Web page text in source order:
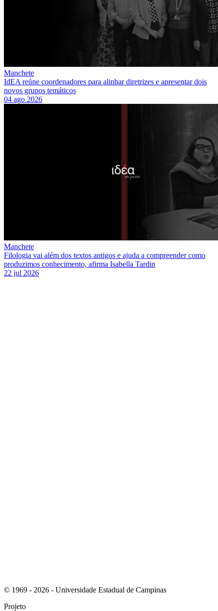
Manchete
IdEA reúne coordenadores para alinhar diretrizes e apresentar dois
novos grupos temáticos
04 ago 2026
Manchete
Filologia vai além dos textos antigos e ajuda a compreender como
produzimos conhecimento, afirma Isabella Tardin
22 jul 2026
© 1969 - 2026 - Universidade Estadual de Campinas
Projeto